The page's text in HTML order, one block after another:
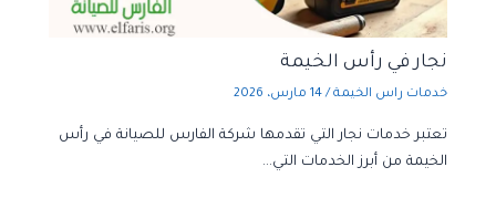
نجار في رأس الخيمة
خدمات راس الخيمة /14 مارس، 2026
تعتبر خدمات نجار التي تقدمها شركة الفارس للصيانة في رأس
الخيمة من أبرز الخدمات التي…